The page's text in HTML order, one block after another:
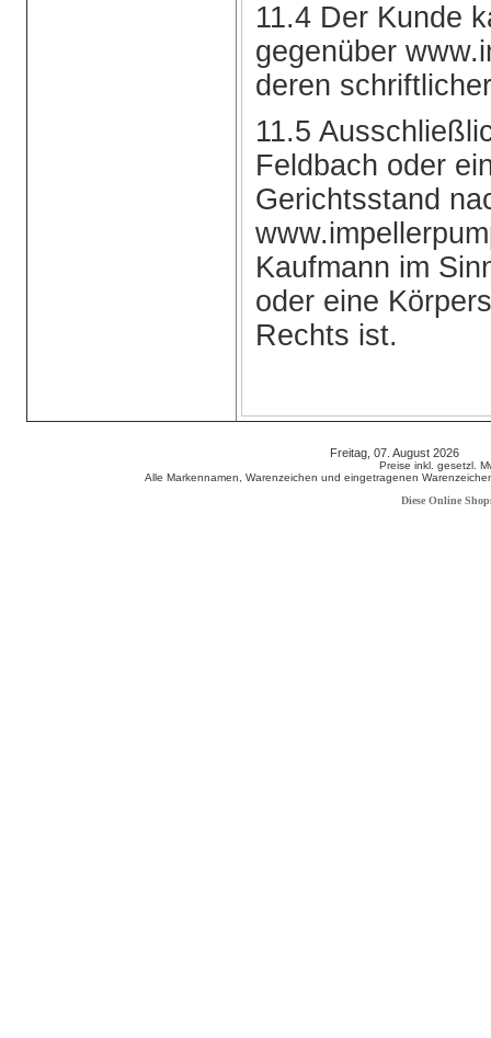
11.4 Der Kunde
gegenüber
deren
11.5
Feldbach oder
Gerichtsstand
Kaufmann im
oder eine
Rechts ist.
Freitag, 07. August 2026
Preise inkl. gesetzl.
Alle Markennamen, Warenzeichen und eingetragenen
Diese Online